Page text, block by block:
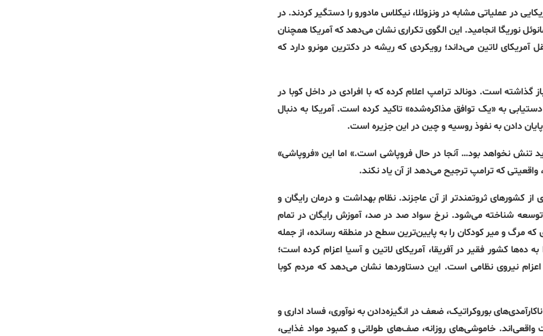
در عملیاتی مشابه در ونزوئلا، نیکلاس مادورو را دستگیر کردند. در
مانوئل نوریگا انجامید. این الگوی تکراری نشان می‌دهد که آمریکا همچنان
لاتین می‌داند؛ رویکردی که ریشه در دکترین مونرو دارد که
گذاشته است. دونالد ترامپ اعلام کرده که با افرادی در داخل کوبا در
به «یک توافق مذاکره‌شده» تاکید کرده است. آمریکا به دنبال
دادن به نفوذ روسیه و چین در این جزیره است.
تنش نخواهد بود… آنجا در حال فروپاشی است.» اما این «فروپاشی»
که ترامپ ترجیح می‌دهد از آن یاد نکند.
کشورهای ثروتمندتر از آن عاجزند. نظام بهداشت و درمان رایگان و
توسعه شناخته می‌شود. نرخ سواد صد در صد، آموزش رایگان در تمام
که مرگ و میر کودکان را به پایین‌ترین سطح در منطقه رسانده، از جمله
کشور فقیر در آفریقا، آمریکای لاتین و آسیا اعزام کرده است؛
اعزام نیروی نظامی است. این دستاوردها نشان می‌دهد که مردم کوبا
بوروکراتیک، ضعف در انگیزه‌دادن به نوآوری، فساد اداری و
خاموشی‌های روزانه، صف‌های طولانی و کمبود مواد غذایی،